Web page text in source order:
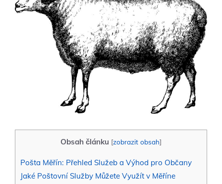
Obsah článku [zobrazit obsah]
Pošta Měřín: Přehled Služeb a Výhod pro Občany
Jaké Poštovní Služby Můžete Využít v Měříne